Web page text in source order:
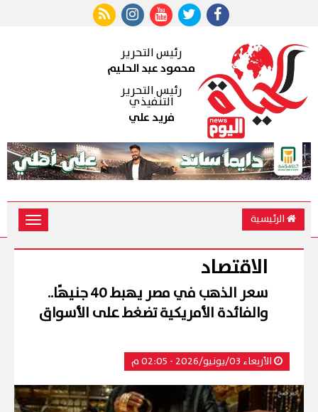
رئيس التحرير
محمود عبد الحليم
رئيس التحرير
التنفيذي
فريد علي
الرئيسية
Toggle
الاقتصاد
سعر الذهب في مصر يهبط 40 جنيهًا..
والفائدة الأمريكية تضغط على الأسواق
الأربعاء 03/يونيو/2026 - 02:05 م